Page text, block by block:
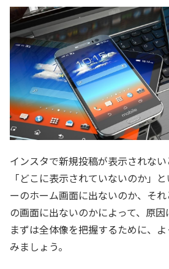
インスタで新規投稿が表示されな
「どこに表示されていないのか」
ーのホーム画面に出ないのか、そ
の画面に出ないのかによって、原因
まずは全体像を把握するために、
みましょう。